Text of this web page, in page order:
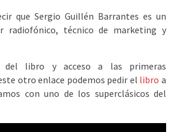
que Sergio Guillén Barrantes es un
radiofónico, técnico de marketing y
del libro y acceso a las primeras
otro enlace podemos pedir el libroa
con uno de los superclásicos del